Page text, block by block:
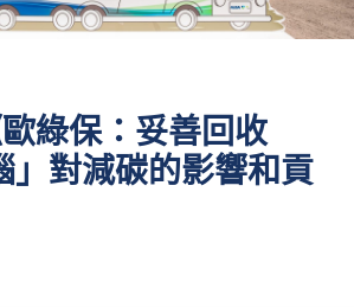
綠保：妥善回收
」對減碳的影響和貢